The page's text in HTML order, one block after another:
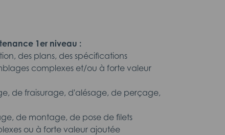
1er niveau :
des plans, des spécifications
complexes et/ou à forte valeur
de fraisurage, d'alésage, de perçage,
de montage, de pose de filets
ou à forte valeur ajoutée